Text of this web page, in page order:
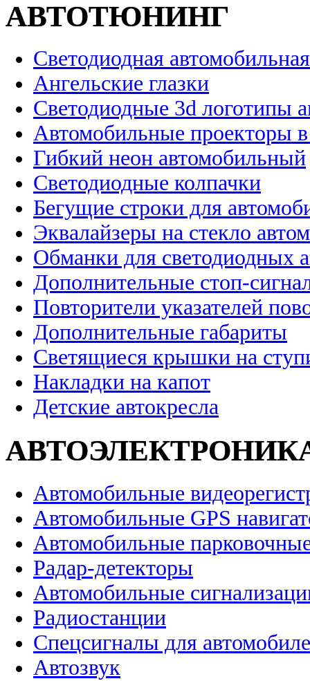
АВТОТЮНИНГ
Светодиодная
Ангельские глазки
Светодиодные 3d логотипы
Автомобильные проекторы
Гибкий неон автомобильный
Светодиодные колпачки
Бегущие строки для
Эквалайзеры на стекло
Обманки для светодиодных
Дополнительные стоп-
Повторители указателей
Дополнительные габариты
Светящиеся крышки на
Накладки на капот
Детские автокресла
Автомобильные
Автомобильные GPS
Автомобильные
Радар-детекторы
Автомобильные
Радиостанции
Спецсигналы для
Автозвук